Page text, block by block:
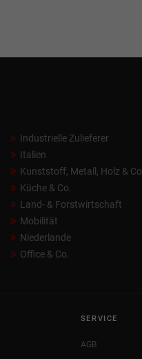
Industrielle Zulieferer
Italien
Kunststoff, Metall, Holz & Co.
Küche & Co.
Land- & Forstwirtschaft
Mobilität
Niederlande
Office & Co.
SERVICE
AGB